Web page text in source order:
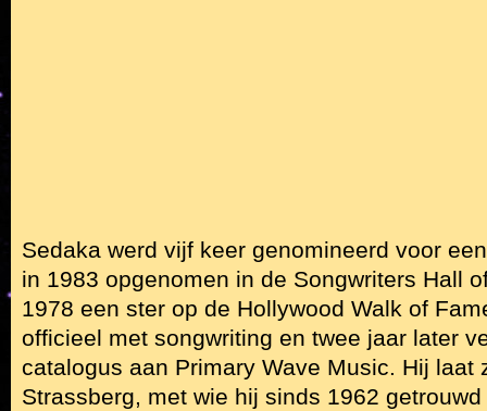
Sedaka werd vijf keer genomineerd voor
in 1983 opgenomen in de Songwriters Hall
1978 een ster op de Hollywood Walk of
officieel met songwriting en twee jaar later
catalogus aan Primary Wave Music. Hij laat
Strassberg, met wie hij sinds 1962